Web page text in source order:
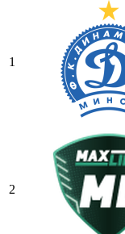
1
2